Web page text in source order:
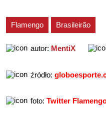
Flamengo Brasileirão
autor: MentiX
źródło:
foto: Twitter